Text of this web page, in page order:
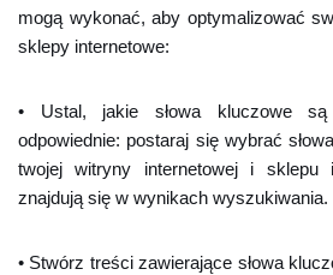
mogą wykonać, aby optymalizować
sklepy internetowe:
• Ustal, jakie słowa kluczowe
odpowiednie: postaraj się wybrać
twojej witryny internetowej i sklepu
znajdują się w wynikach wyszukiwania.
• Stwórz treści zawierające słowa